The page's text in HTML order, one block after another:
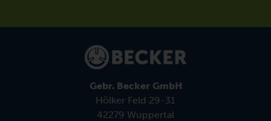
Gebr. Becker GmbH
Hölker Feld 29-31
42279 Wuppertal